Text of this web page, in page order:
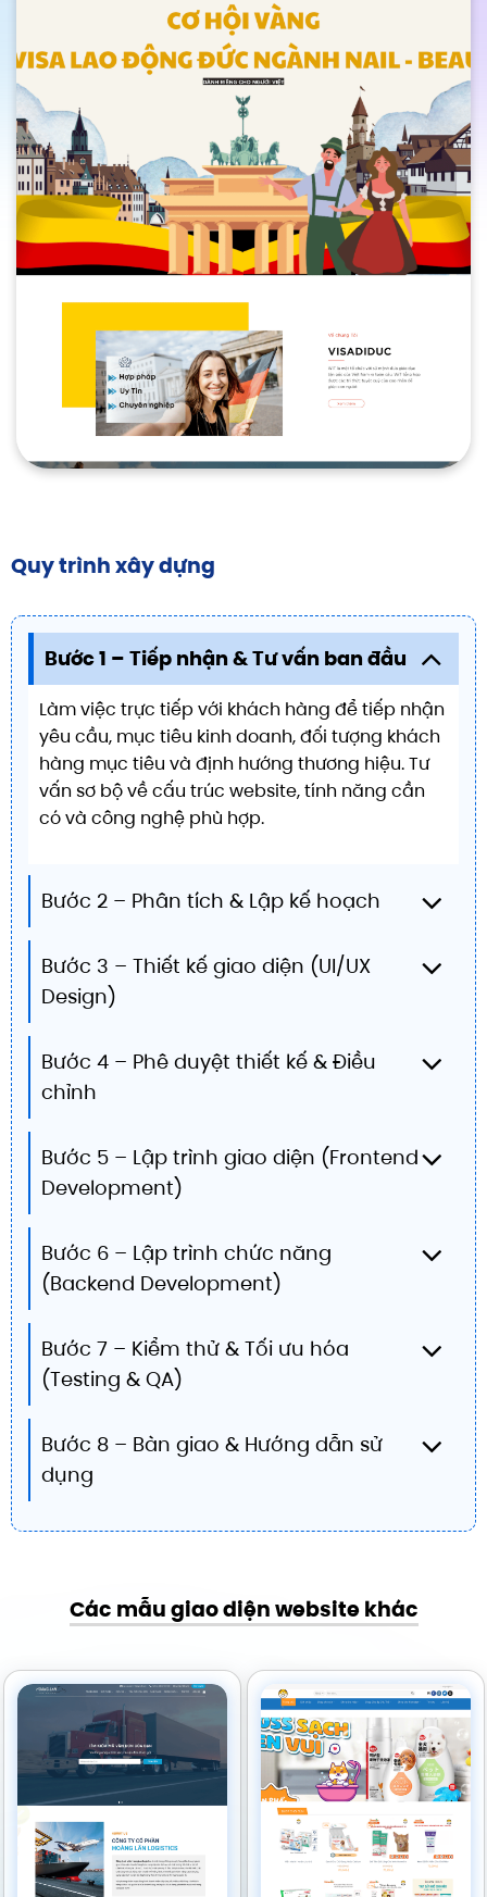
Quy trình xây dựng
Bước 1 – Tiếp nhận & Tư vấn ban đầu
Làm việc trực tiếp với khách hàng để tiếp nhận
yêu cầu, mục tiêu kinh doanh, đối tượng khách
hàng mục tiêu và định hướng thương hiệu. Tư
vấn sơ bộ về cấu trúc website, tính năng cần
có và công nghệ phù hợp.
Bước 2 – Phân tích & Lập kế hoạch
Bước 3 – Thiết kế giao diện (UI/UX
Design)
Bước 4 – Phê duyệt thiết kế & Điều
chỉnh
Bước 5 – Lập trình giao diện (Frontend
Development)
Bước 6 – Lập trình chức năng
(Backend Development)
Bước 7 – Kiểm thử & Tối ưu hóa
(Testing & QA)
Bước 8 – Bàn giao & Hướng dẫn sử
dụng
Các mẫu giao diện website khác